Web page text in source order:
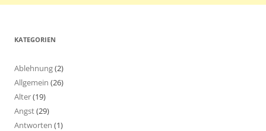
KATEGORIEN
Ablehnung(2)
Allgemein (26)
Alter(19)
Angst(29)
Antworten (1)